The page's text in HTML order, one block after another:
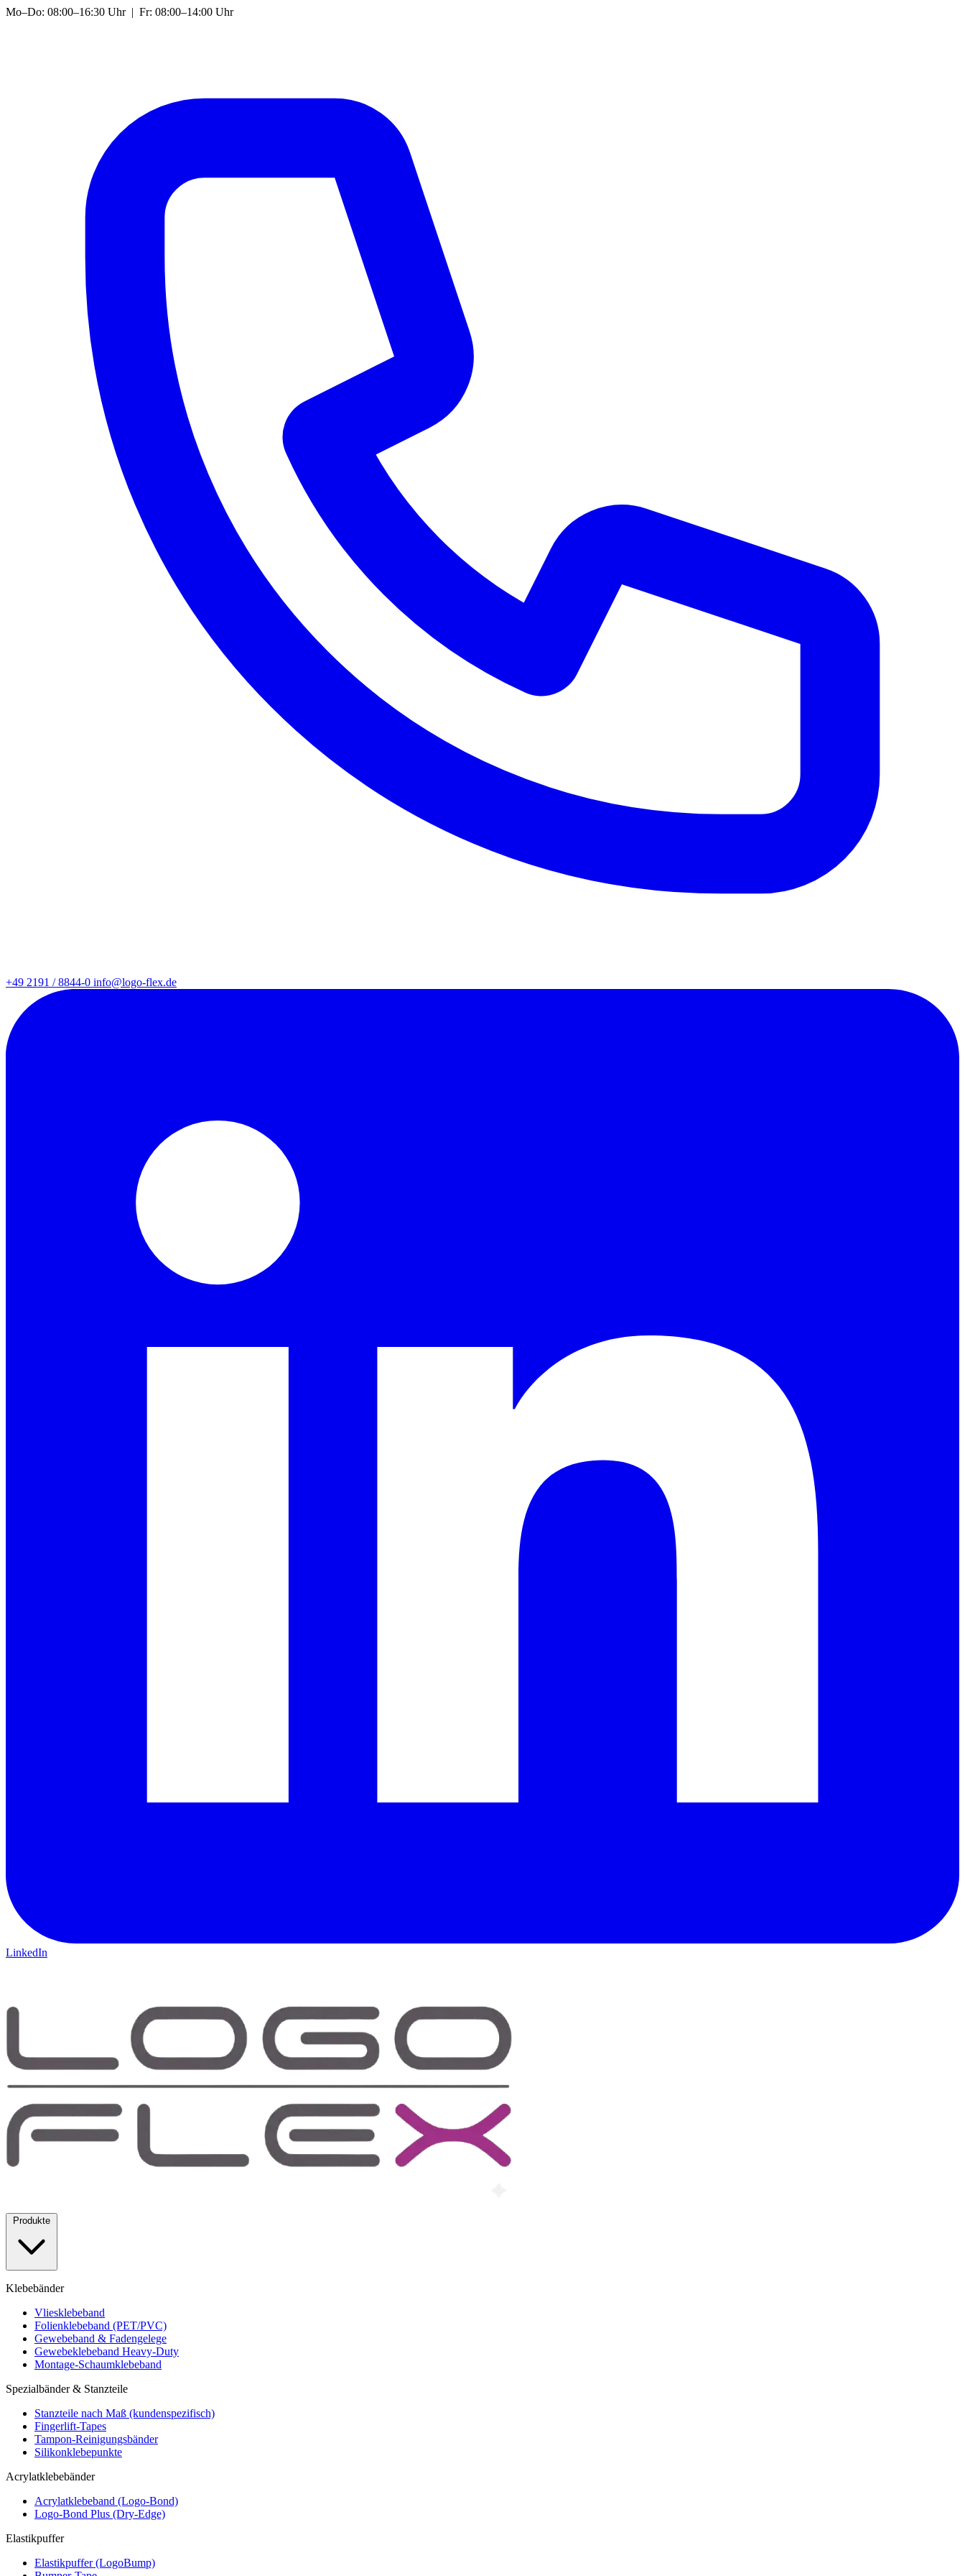
Mo–Do: 08:00–16:30 Uhr | Fr: 08:00–14:00 Uhr
+49 2191 / 8844-0 info@logo-flex.de
LinkedIn
Klebebänder
Vliesklebeband
Folienklebeband (PET/PVC)
Gewebeband & Fadengelege
Gewebeklebeband Heavy-Duty
Montage-Schaumklebeband
Spezialbänder & Stanzteile
Stanzteile nach Maß (kundenspezifisch)
Fingerlift-Tapes
Tampon-Reinigungsbänder
Silikonklebepunkte
Acrylatklebebänder
Acrylatklebeband (Logo-Bond)
Logo-Bond Plus (Dry-Edge)
Elastikpuffer
Elastikpuffer (LogoBump)